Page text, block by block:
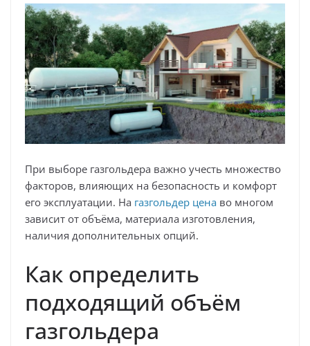
При выборе газгольдера важно учесть множество
факторов, влияющих на безопасность и комфорт
его эксплуатации. На газгольдер цена во многом
зависит от объёма, материала изготовления,
наличия дополнительных опций.
Как определить
подходящий объём
газгольдера